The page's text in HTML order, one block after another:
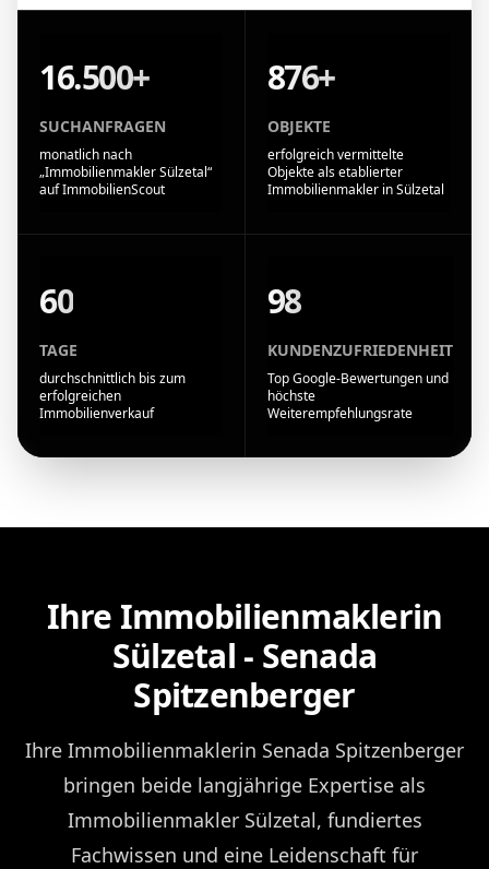
16.500+
SUCHANFRAGEN
monatlich nach
„Immobilienmakler Sülzetal“
auf ImmobilienScout
876+
OBJEKTE
erfolgreich vermittelte
Objekte als etablierter
Immobilienmakler in Sülzetal
60
TAGE
durchschnittlich bis zum
erfolgreichen
Immobilienverkauf
98
KUNDENZUFRIEDENHEIT
Top Google-Bewertungen und
höchste
Weiterempfehlungsrate
Ihre Immobilienmaklerin
Sülzetal - Senada
Spitzenberger
Ihre Immobilienmaklerin Senada Spitzenberger
bringen beide langjährige Expertise als
Immobilienmakler Sülzetal, fundiertes
Fachwissen und eine Leidenschaft für